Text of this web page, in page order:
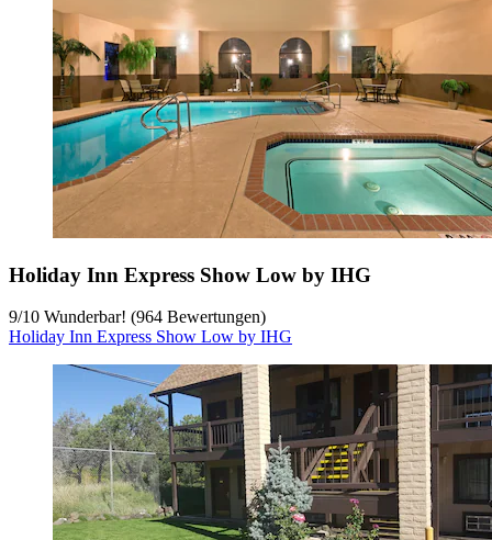
Holiday Inn Express Show Low by IHG
9/10 Wunderbar! (964 Bewertungen)
Holiday Inn Express Show Low by IHG